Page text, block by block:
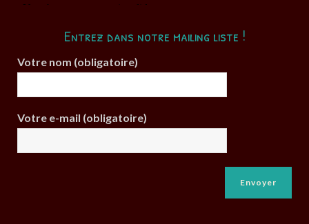
Entrez dans notre mailing liste !
Votre nom (obligatoire)
Votre e-mail (obligatoire)